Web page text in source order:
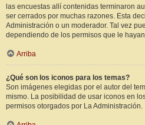
las encuestas allí contenidas terminaron
ser cerrados por muchas razones. Esta
Administración o un moderador. Tal vez
dependiendo de los permisos que le
Arriba
¿Qué son los iconos para los temas?
Son imágenes elegidas por el autor del
mismo. La posibilidad de usar iconos en
permisos otorgados por La Administración.